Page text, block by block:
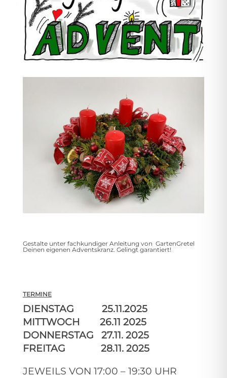
Gestalte unter fachkundiger Anleitung von GartenGretel
Deinen eigenen Adventskranz. Gelingt garantiert!
TERMINE
DIENSTAG 25.11.2025
MITTWOCH 26.11 2025
DONNERSTAG 27.11. 2025
FREITAG 28.11. 2025
JEWEILS VON 17:00 – 19:30 UHR